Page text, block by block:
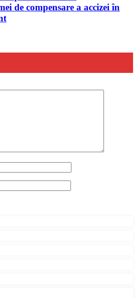
de compensare a accizei în